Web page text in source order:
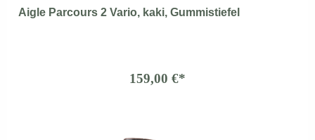
Aigle Parcours 2 Vario, kaki, Gummistiefel
159,00 €*